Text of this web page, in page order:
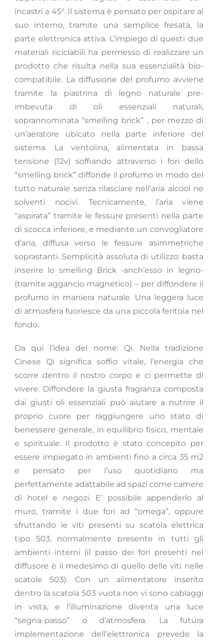
incastri a 45°. Il sistema è pensato per ospitare al
suo interno, tramite una semplice fresata, la
parte elettronica attiva. L’impiego di questi due
materiali riciclabili ha permesso di realizzare un
prodotto che risulta nella sua essenzialità bio-
compatibile. La diffusione del profumo avviene
tramite la piastrina di legno naturale pre-
imbevuta di oli essenziali naturali,
soprannominata “smelling brick” , per mezzo di
un’aeratore ubicato nella parte inferiore del
sistema. La ventolina, alimentata in bassa
tensione (12v) soffiando attraverso i fori dello
“smelling brick” diffonde il profumo in modo del
tutto naturale senza rilasciare nell’aria alcool ne
solventi nocivi. Tecnicamente, l’aria viene
“aspirata” tramite le fessure presenti nella parte
di scocca inferiore, e mediante un convogliatore
d’aria, diffusa verso le fessure asimmetriche
soprastanti. Semplicità assoluta di utilizzo: basta
inserire lo smelling Brick -anch’esso in legno-
(tramite aggancio magnetico) – per diffondere il
profumo in maniera naturale. Una leggera luce
di atmosfera fuoriesce da una piccola feritoia nel
fondo.
Da qui l’idea del nome: Qi. Nella tradizione
Cinese Qi significa soffio vitale, l’energia che
scorre dentro il nostro corpo e ci permette di
vivere. Diffondere la giusta fragranza composta
dai giusti oli essenziali può aiutare a nutrire il
proprio cuore per raggiungere uno stato di
benessere generale, in equilibrio fisico, mentale
e spirituale. Il prodotto è stato concepito per
essere impiegato in ambienti fino a circa 35 m2
e pensato per l’uso quotidiano ma
perfettamente adattabile ad spazi come camere
di hotel e negozi. E’ possibile appenderlo al
muro, tramite i due fori ad “omega”, oppure
sfruttando le viti presenti su scatola elettrica
tipo 503, normalmente presente in tutti gli
ambienti interni (il passo dei fori presenti nel
diffusore è il medesimo di quello delle viti nelle
scatole 503). Con un alimentatore inserito
dentro la scatola 503 vuota non vi sono cablaggi
in vista, e l’illuminazione diventa una luce
“segna-passo” o d’atmosfera. La futura
implementazione dell’elettronica prevede la